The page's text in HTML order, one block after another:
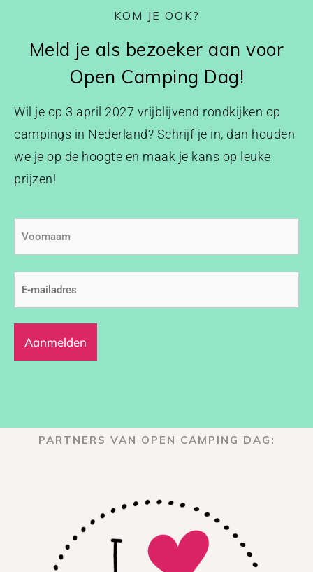
KOM JE OOK?
Meld je als bezoeker aan voor
Open Camping Dag!
Wil je op 3 april 2027 vrijblijvend rondkijken op
campings in Nederland? Schrijf je in, dan houden
we je op de hoogte en maak je kans op leuke
prijzen!
Voornaam
E-
mailadres
PARTNERS VAN OPEN CAMPING DAG: